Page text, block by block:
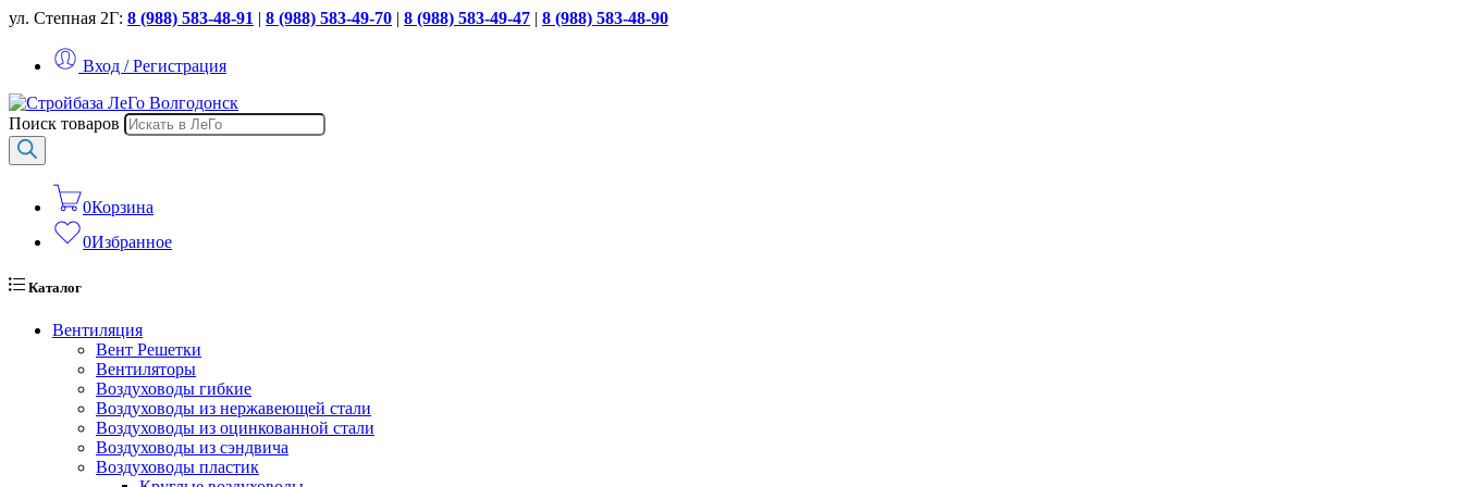
ул. Степная 2Г: 8 (988) 583-48-91 | 8 (988) 583-49-70 | 8 (988) 583-49-47 | 8 (988) 583-48-90
Вход / Регистрация
Поиск товаров
0Корзина
0Избранное
Каталог
Вентиляция
Вент Решетки
Вентиляторы
Воздуховоды гибкие
Воздуховоды из нержавеющей стали
Воздуховоды из оцинкованной стали
Воздуховоды из сэндвича
Воздуховоды пластик